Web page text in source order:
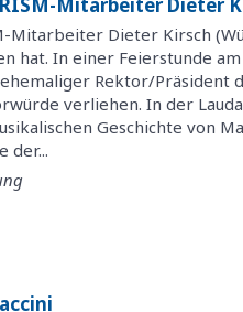
Mitarbeiter Dieter
Mitarbeiter Dieter Kirsch
hat. In einer Feierstunde am
Rektor/Präsident
verliehen. In der
Geschichte von
der...